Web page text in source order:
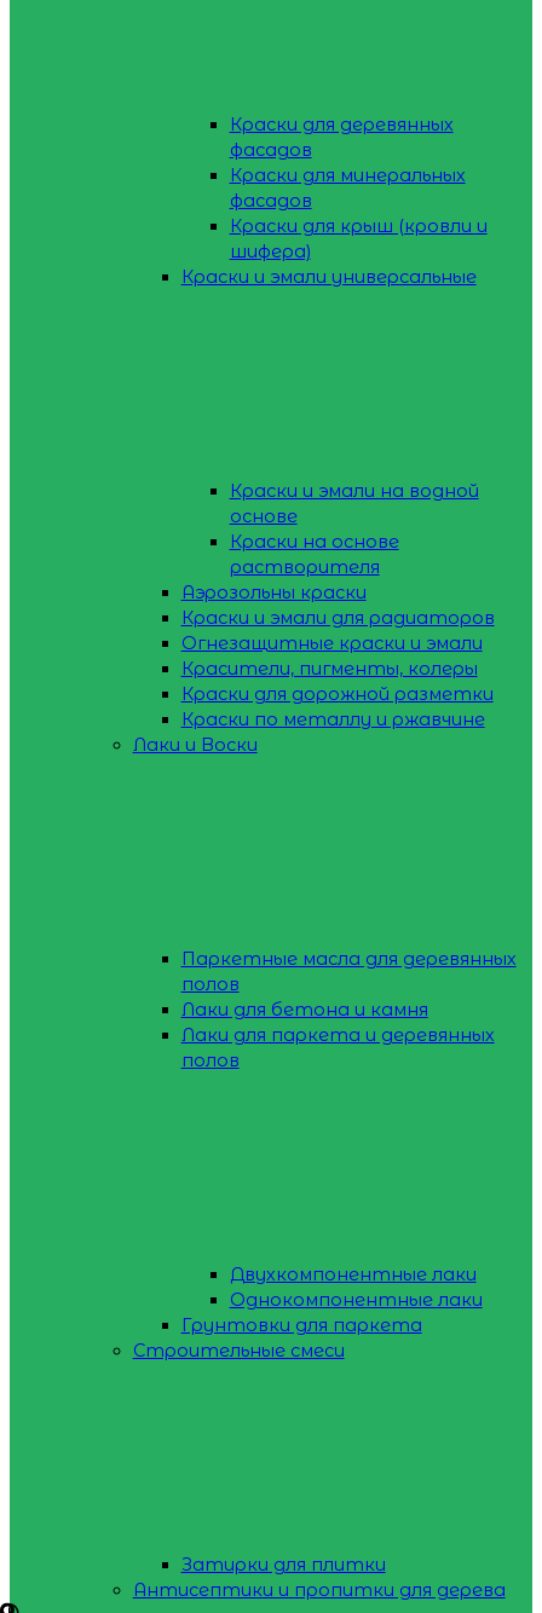
Краски для деревянных
фасадов
Краски для минеральных
фасадов
Краски для крыш (кровли и
шифера)
Краски и эмали универсальные
Краски и эмали на водной
основе
Краски на основе
растворителя
Аэрозольны краски
Краски и эмали для радиаторов
Огнезащитные краски и эмали
Красители, пигменты, колеры
Краски для дорожной разметки
Краски по металлу и ржавчине
Лаки и Воски
Паркетные масла для деревянных
полов
Лаки для бетона и камня
Лаки для паркета и деревянных
полов
Двухкомпонентные лаки
Однокомпонентные лаки
Грунтовки для паркета
Строительные смеси
Затирки для плитки
Антисептики и пропитки для дерева